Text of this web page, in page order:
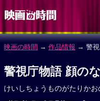
映画の時間 → 作品情報 → 警視
警視庁物語 顔の
けいしちょうものがたりか